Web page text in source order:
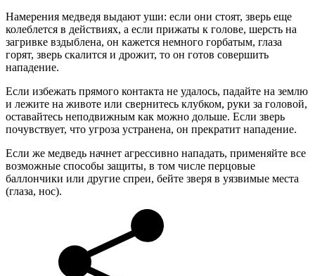
Намерения медведя выдают уши: если они стоят, зверь еще
колеблется в действиях, а если прижаты к голове, шерсть на
загривке вздыблена, он кажется немного горбатым, глаза
горят, зверь скалится и дрожит, то он готов совершить
нападение.
Если избежать прямого контакта не удалось, падайте на землю
и лежите на животе или свернитесь клубком, руки за головой,
оставайтесь неподвижным как можно дольше. Если зверь
почувствует, что угроза устранена, он прекратит нападение.
Если же медведь начнет агрессивно нападать, применяйте все
возможные способы защиты, в том числе перцовые
баллончики или другие спреи, бейте зверя в уязвимые места
(глаза, нос).